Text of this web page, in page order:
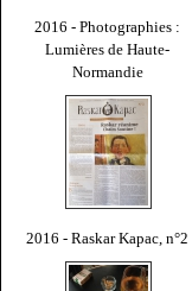
2016 - Photographies :
Lumières de Haute-
Normandie
2016 - Raskar Kapac, n°2